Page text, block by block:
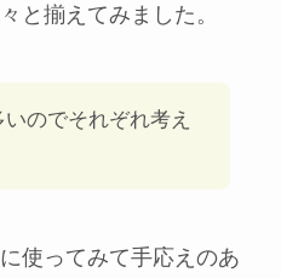
と揃えてみました。
のでそれぞれ考え
使ってみて手応えのあ